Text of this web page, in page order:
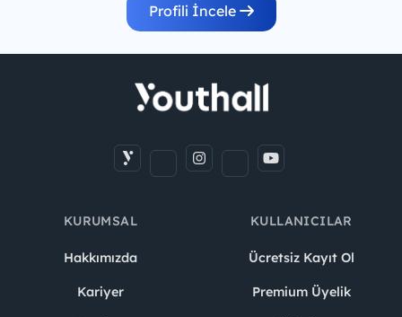
Profili İncele
KURUMSAL
Hakkımızda
Kariyer
KULLANICILAR
Ücretsiz Kayıt Ol
Premium Üyelik